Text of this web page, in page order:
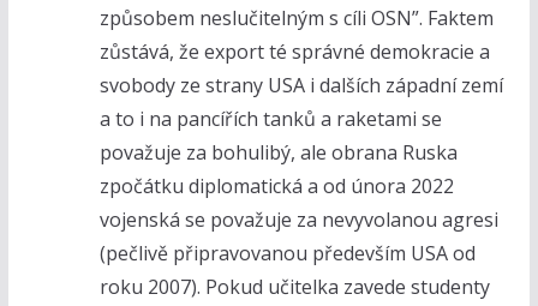
způsobem neslučitelným s cíli OSN”. Faktem
zůstává, že export té správné demokracie a
svobody ze strany USA i dalších západní zemí
a to i na pancířích tanků a raketami se
považuje za bohulibý, ale obrana Ruska
zpočátku diplomatická a od února 2022
vojenská se považuje za nevyvolanou agresi
(pečlivě připravovanou především USA od
roku 2007). Pokud učitelka zavede studenty